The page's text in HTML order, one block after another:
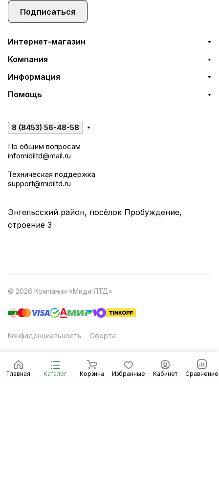
Главная Каталог Корзина Избранные Кабинет Сравнение
Подписаться
Интернет-магазин
Компания
Информация
Помощь
8 (8453) 56-48-58
По общим вопросам
infomidiltd@mail.ru
Техническая поддержка
support@midiltd.ru
Энгельсский район, посёлок Пробуждение,
строение 3
© 2026 Компания «Миди ЛТД»
Конфиденциальность Оферта